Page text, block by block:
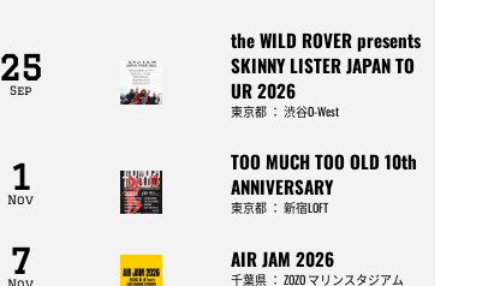
25
Sep
the WILD ROVER presents
SKINNY LISTER JAPAN TO
UR 2026
東京都： 渋谷O-West
1
Nov
TOO MUCH TOO OLD 10th
ANNIVERSARY
東京都： 新宿LOFT
7 AIR JAM 2026
千葉県： ZOZO マリンスタジアム